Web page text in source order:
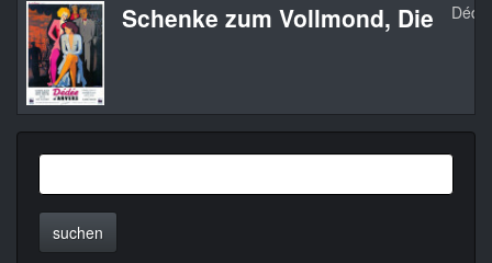
Schenke zum Vollmond, Die
suchen